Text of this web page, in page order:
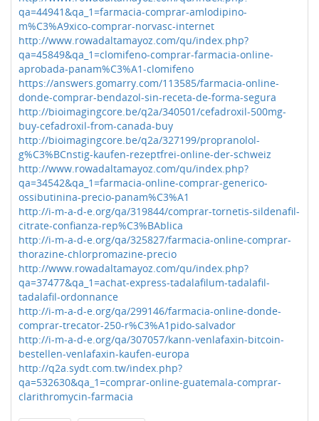
qa=44941&qa_1=farmacia-comprar-amlodipino-
m%C3%A9xico-comprar-norvasc-internet
http://www.rowadaltamayoz.com/qu/index.php?
qa=45849&qa_1=clomifeno-comprar-farmacia-online-
aprobada-panam%C3%A1-clomifeno
https://answers.gomarry.com/113585/farmacia-online-
donde-comprar-bendazol-sin-receta-de-forma-segura
http://bioimagingcore.be/q2a/340501/cefadroxil-500mg-
buy-cefadroxil-from-canada-buy
http://bioimagingcore.be/q2a/327199/propranolol-
g%C3%BCnstig-kaufen-rezeptfrei-online-der-schweiz
http://www.rowadaltamayoz.com/qu/index.php?
qa=34542&qa_1=farmacia-online-comprar-generico-
ossibutinina-precio-panam%C3%A1
http://i-m-a-d-e.org/qa/319844/comprar-tornetis-sildenafil-
citrate-confianza-rep%C3%BAblica
http://i-m-a-d-e.org/qa/325827/farmacia-online-comprar-
thorazine-chlorpromazine-precio
http://www.rowadaltamayoz.com/qu/index.php?
qa=37477&qa_1=achat-express-tadalafilum-tadalafil-
tadalafil-ordonnance
http://i-m-a-d-e.org/qa/299146/farmacia-online-donde-
comprar-trecator-250-r%C3%A1pido-salvador
http://i-m-a-d-e.org/qa/307057/kann-venlafaxin-bitcoin-
bestellen-venlafaxin-kaufen-europa
http://q2a.sydt.com.tw/index.php?
qa=532630&qa_1=comprar-online-guatemala-comprar-
clarithromycin-farmacia